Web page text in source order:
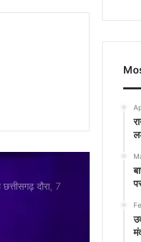
के परिजनों
खान ने कॉमेडी
समस्याओं को